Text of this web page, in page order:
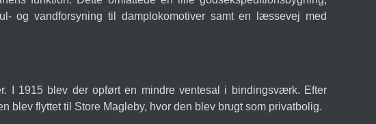
og vandforsyning til damplokomotiver samt en læssevej med
I 1915 blev der opført en mindre ventesal i bindingsværk. Efter
blev flyttet til Store Magleby, hvor den blev brugt som privatbolig.